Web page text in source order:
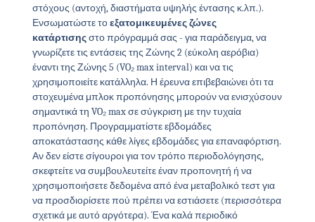
στόχους (αντοχή, διαστήματα υψηλής έντασης κ.λπ.).
Ενσωματώστε τοεξατομικευμένες ζώνες
κατάρτισηςστο πρόγραμμά σας - για παράδειγμα, να
γνωρίζετε τις εντάσεις της Ζώνης 2 (εύκολη αερόβια)
έναντι της Ζώνης 5 (VO₂ max interval) και να τις
χρησιμοποιείτε κατάλληλα. Η έρευνα επιβεβαιώνει ότι τα
στοχευμένα μπλοκ προπόνησης μπορούν να ενισχύσουν
σημαντικά τη VO₂ max σε σύγκριση με την τυχαία
προπόνηση. Προγραμματίστε εβδομάδες
αποκατάστασης κάθε λίγες εβδομάδες για επαναφόρτιση.
Αν δεν είστε σίγουροι για τον τρόπο περιοδολόγησης,
σκεφτείτε να συμβουλευτείτε έναν προπονητή ή να
χρησιμοποιήσετε δεδομένα από ένα μεταβολικό τεστ για
να προσδιορίσετε πού πρέπει να εστιάσετε (περισσότερα
σχετικά με αυτό αργότερα). Ένα καλά περιοδικό